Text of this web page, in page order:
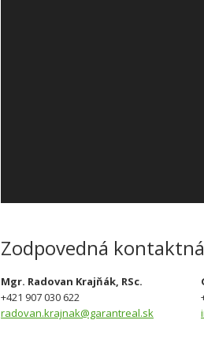
Zodpovedná
Mgr. Radovan Krajňák, RSc.
+421 907 030 622
radovan.krajnak@garantreal.sk